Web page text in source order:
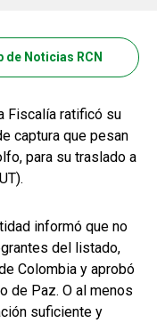
de Noticias RCN
Fiscalía ratificó su
captura que pesan
para su traslado a
informó que no
del listado,
Colombia y aprobó
de Paz. O al menos
suficiente y